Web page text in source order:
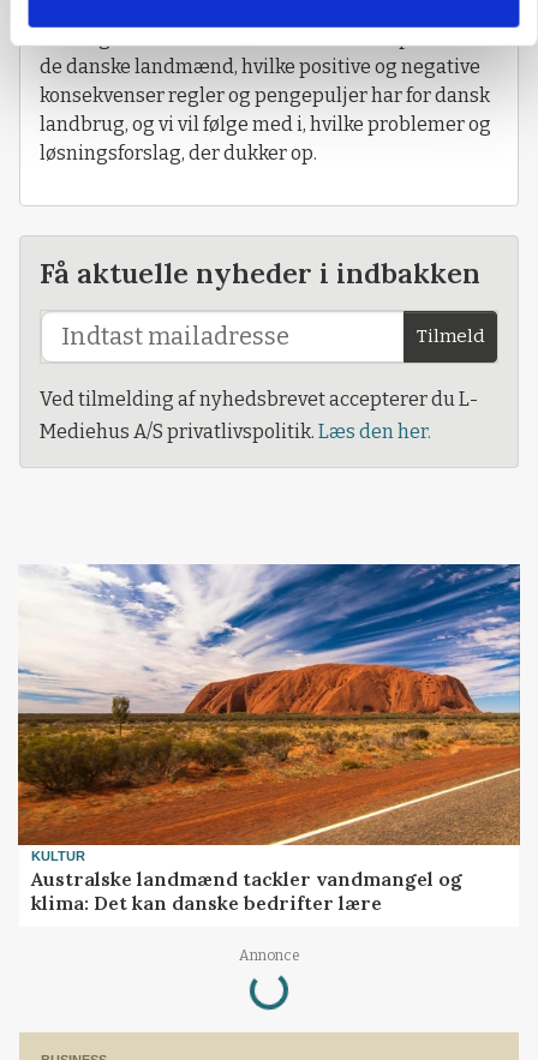
de danske landmænd, hvilke positive og negative
konsekvenser regler og pengepuljer har for dansk
landbrug, og vi vil følge med i, hvilke problemer og
løsningsforslag, der dukker op.
Få aktuelle nyheder i indbakken
Tilmeld
Ved tilmelding af nyhedsbrevet accepterer du L-
Mediehus A/S privatlivspolitik. Læs den her.
KULTUR
Australske landmænd tackler vandmangel og
klima: Det kan danske bedrifter lære
Annonce
Loading...